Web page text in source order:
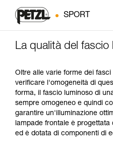
SPORT
La qualità del fascio
Oltre alle varie forme dei
verificare l'omogeneità di
forma, il fascio luminoso di
sempre omogeneo e quindi
garantire un'illuminazione
lampade frontale è
ed è dotata di componenti di